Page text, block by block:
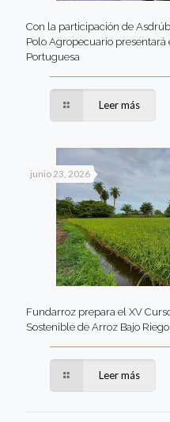
Con la participación de
Polo Agropecuario
Portuguesa
Leer más
junio 23, 2026
Fundarroz prepara el XV
Sostenible de Arroz Bajo
Leer más